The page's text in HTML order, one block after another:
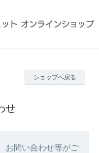
ショップへ戻る
せ
お問い合わせ等がご